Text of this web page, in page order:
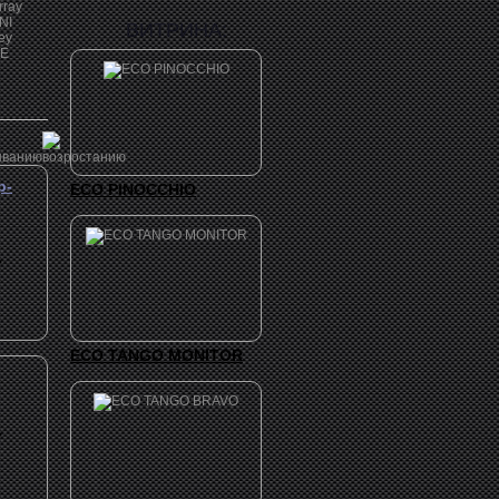
ВИТРИНА:
ECO PINOCCHIO
ECO TANGO MONITOR